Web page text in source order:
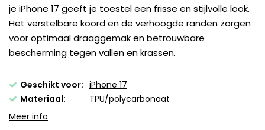
je iPhone 17 geeft je toestel een frisse en stijlvolle look.
Het verstelbare koord en de verhoogde randen zorgen
voor optimaal draaggemak en betrouwbare
bescherming tegen vallen en krassen.
Geschikt voor: iPhone 17
Materiaal:
TPU/polycarbonaat
Meer info